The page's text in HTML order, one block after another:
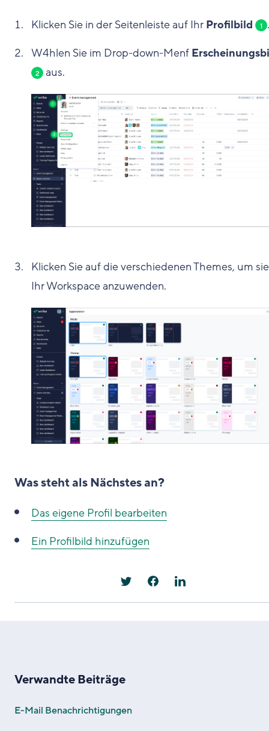
Klicken Sie in der Seitenleiste auf Ihr Profilbild 1 .
W4hlen Sie im Drop-down-Menf
2 aus.
Klicken Sie auf die verschiedenen Themes, um
Ihr Workspace anzuwenden.
Was steht als Nächstes an?
Das eigene Profil bearbeiten
Ein Profilbild hinzufügen
Verwandte Beiträge
E-Mail Benachrichtigungen